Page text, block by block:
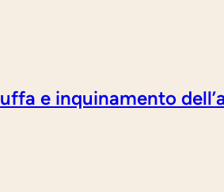
e inquinamento